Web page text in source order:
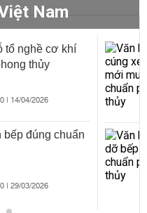
Nam
tổ nghề cơ khí
thủy
| 14/04/2026
bếp đúng chuẩn
| 29/03/2026